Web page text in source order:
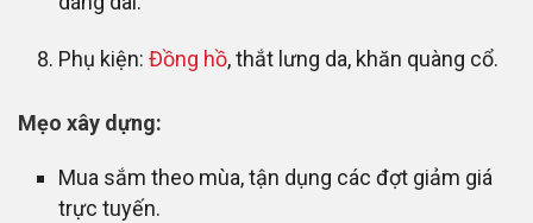
Phụ kiện:Đồng hồ, thắt lưng da, khăn quàng cổ.
Mẹo xây dựng:
Mua sắm theo mùa, tận dụng các đợt giảm giá
trực tuyến.